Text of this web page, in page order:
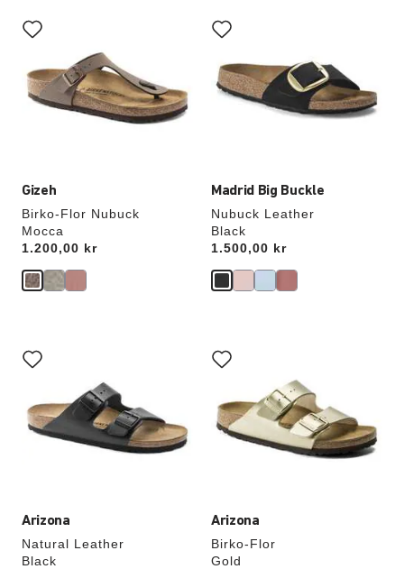
Gizeh
Birko-Flor Nubuck
Mocca
Price:
1.200,00 kr
med
provfärger
att
uppdatera
produktbilden
Madrid Big Buckle
Nubuck Leather
Black
Price:
1.500,00 kr
med
provfärger
att
uppdatera
produktbilden
Arizona
Natural Leather
Black
med
provfärger
att
uppdatera
produktbilden
Arizona
Birko-Flor
Gold
med
provfärger
att
uppdatera
produktbilden